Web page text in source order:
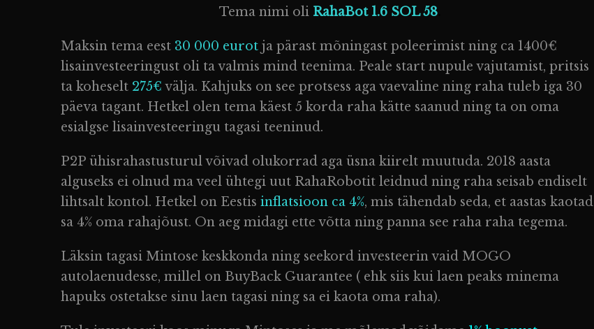
Tema nimi oli RahaBot 1.6 SOL 58.
Maksin tema eest 30 000 eurot ja pärast mõningast poleerimist ning ca 1400€
lisainvesteeringust oli ta valmis mind teenima. Peale start nupule vajutamist, pritsis
ta koheselt 275€ välja. Kahjuks on see protsess aga vaevaline ning raha tuleb iga 30
päeva tagant. Hetkel olen tema käest 5 korda raha kätte saanud ning ta on oma
esialgse lisainvesteeringu tagasi teeninud.
P2P ühisrahastusturul võivad olukorrad aga üsna kiirelt muutuda. 2018 aasta
alguseks ei olnud ma veel ühtegi uut RahaRobotit leidnud ning raha seisab endiselt
lihtsalt kontol. Hetkel on Eestis inflatsioon ca 4%, mis tähendab seda, et aastas kaotad
sa 4% oma rahajõust. On aeg midagi ette võtta ning panna see raha raha tegema.
Läksin tagasi Mintose keskkonda ning seekord investeerin vaid MOGO
autolaenudesse, millel on BuyBack Guarantee ( ehk siis kui laen peaks minema
hapuks ostetakse sinu laen tagasi ning sa ei kaota oma raha).